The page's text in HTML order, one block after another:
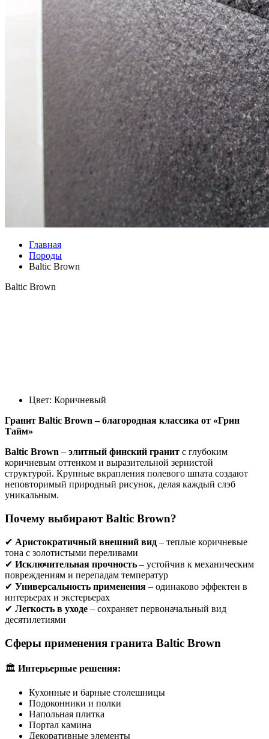
Главная
Породы
Baltic Brown
Baltic Brown
Цвет: Коричневый
Гранит Baltic Brown – благородная классика от «Грин
Тайм»
Baltic Brown – элитный финский гранит с глубоким
коричневым оттенком и выразительной зернистой
структурой. Крупные вкрапления полевого шпата создают
неповторимый природный рисунок, делая каждый слэб
уникальным.
Почему выбирают Baltic Brown?
✔ Аристократичный внешний вид – теплые коричневые
тона с золотистыми переливами
✔ Исключительная прочность – устойчив к механическим
повреждениям и перепадам температур
✔ Универсальность применения – одинаково эффектен в
интерьерах и экстерьерах
✔ Легкость в уходе – сохраняет первоначальный вид
десятилетиями
Сферы применения гранита Baltic Brown
🏛 Интерьерные решения:
Кухонные и барные столешницы
Подоконники и полки
Напольная плитка
Портал камина
Декоративные элементы